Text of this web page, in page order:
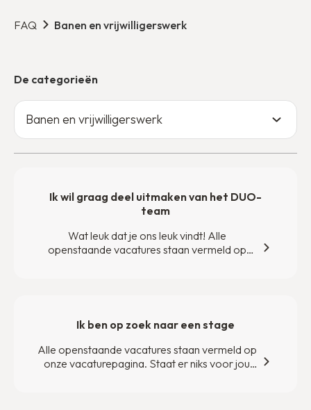
FAQ Banen en vrijwilligerswerk
De categorieën
Banen en vrijwilligerswerk
Ik wil graag deel uitmaken van het DUO-
team
Wat leuk dat je ons leuk vindt! Alle
openstaande vacatures staan vermeld op
Ik ben op zoek naar een stage
Alle openstaande vacatures staan vermeld op
onze vacaturepagina. Staat er niks voor jou